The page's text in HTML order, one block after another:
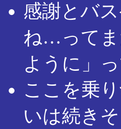
感謝とバ
ね…ってま
ように」
ここを乗
いは続き